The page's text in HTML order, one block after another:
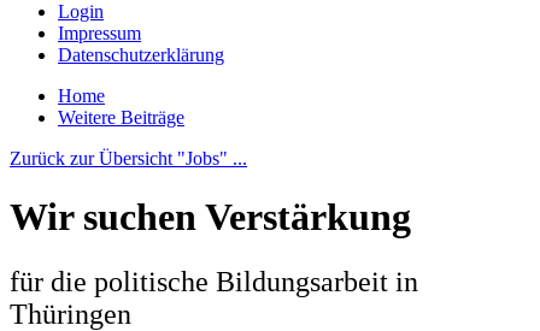
Login
Impressum
Datenschutzerklärung
Home
Weitere Beiträge
Zurück zur Übersicht "Jobs" ...
Wir suchen Verstärkung
für die politische Bildungsarbeit in
Thüringen